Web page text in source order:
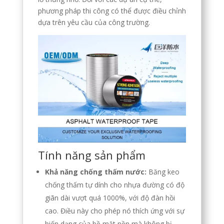
phương pháp thi công có thể được điều chỉnh
dựa trên yêu cầu của công trường.
Tính năng sản phẩm
Khả năng chống thấm nước: Băng keo
chống thấm tự dính cho nhựa đường có độ
giãn dài vượt quá 1000%, với độ đàn hồi
cao. Điều này cho phép nó thích ứng với sự